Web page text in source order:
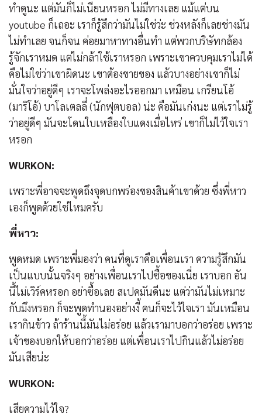
ทำดูนะ แต่มันก็ไม่เนียนหรอก ไม่มีทางเลย แม้แต่บน
youtube ก็เถอะ เราก็รู้สึกว่ามันไม่ใช่ว่ะ ช่วงหลังก็เลยช่างมัน
ไม่ทำเลย จนก็จน ค่อยมาหาทางอื่นทำ แต่พวกบริษัทกล้อง
รู้จักเราหมด แต่ไม่กล้าใช้เราหรอก เพราะเขาควบคุมเราไม่ได้
คือไม่ใช่ว่าเขาผิดนะ เขาต้องขายของ แล้วบางอย่างเขาก็ไม่
มั่นใจว่าอยู่ดีๆ เราจะโพล่งอะไรออกมา เหมือน เกรียนโอ้
(มาริโอ้) บาโลเตลลี่ (นักฟุตบอล) น่ะ คือมันเก่งนะ แต่เราไม่รู้
ว่าอยู่ดีๆ มันจะโดนใบเหลืองใบแดงเมื่อไหร่ เขาก็ไม่ไว้ใจเรา
หรอก
WURKON:
เพราะพี่อาจจะพูดถึงจุดบกพร่องของสินค้าเขาด้วย ซึ่งพี่หาว
เองก็พูดด้วยใช่ไหมครับ
พี่หาว:
พูดหมด เพราะพี่มองว่า คนที่ดูเราคือเพื่อนเรา ความรู้สึกมัน
เป็นแบบนั้นจริงๆ อย่างเพื่อนเราไปซื้อของเนี่ย เราบอก อัน
นี้ไม่เวิร์คหรอก อย่าซื้อเลย สเปคมันดีนะ แต่ว่ามันไม่เหมาะ
กับมึงหรอก ก็จะพูดทำนองอย่างงี้ คนก็จะไว้ใจเรา มันเหมือน
เรากินข้าว ถ้าร้านนี้มันไม่อร่อย แล้วเรามาบอกว่าอร่อย เพราะ
เจ้าของบอกให้บอกว่าอร่อย แต่เพื่อนเราไปกินแล้วไม่อร่อย
มันเสียน่ะ
WURKON:
เสียความไว้ใจ?